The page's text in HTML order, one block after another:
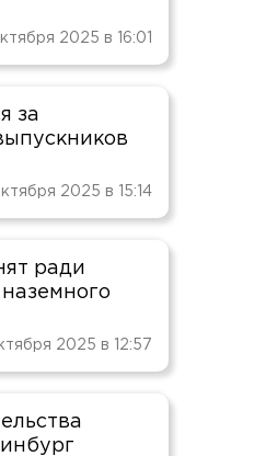
2025 в 16:01
за
2025 в 15:14
ради
2025 в 12:57